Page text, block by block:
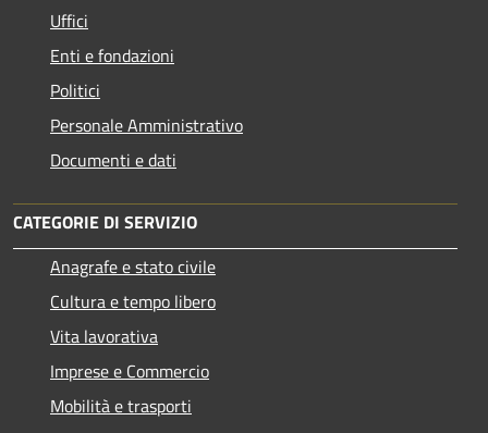
Uffici
Enti e fondazioni
Politici
Personale Amministrativo
Documenti e dati
CATEGORIE DI SERVIZIO
Anagrafe e stato civile
Cultura e tempo libero
Vita lavorativa
Imprese e Commercio
Mobilità e trasporti